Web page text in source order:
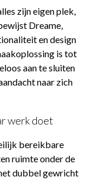
zijn eigen plek,
Dreame,
en design
is tot
aan te sluiten
naar zich
werk doet
bereikbare
ruimte onder de
dubbel gewricht